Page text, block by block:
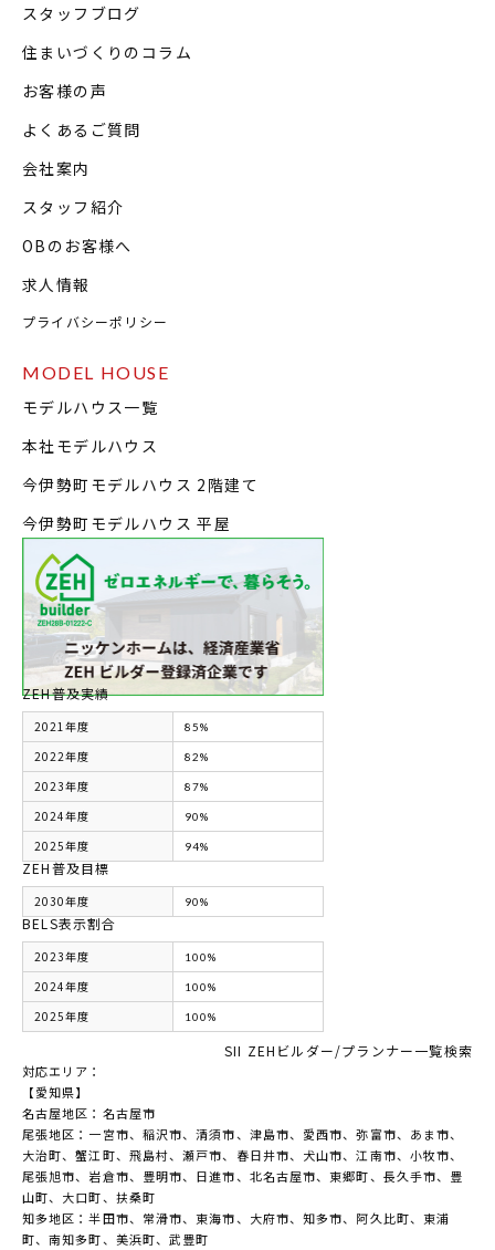
スタッフブログ
住まいづくりのコラム
お客様の声
よくあるご質問
会社案内
スタッフ紹介
OBのお客様へ
求人情報
プライバシーポリシー
MODEL HOUSE
モデルハウス一覧
本社モデルハウス
今伊勢町モデルハウス 2階建て
今伊勢町モデルハウス 平屋
ZEH普及実績
2021年度 85%
2022年度 82%
2023年度 87%
2024年度 90%
2025年度 94%
ZEH普及目標
2030年度 90%
BELS表示割合
2023年度 100%
2024年度 100%
2025年度 100%
SII ZEHビルダー/プランナー一覧検索
対応エリア：
【愛知県】
名古屋地区：名古屋市
尾張地区：一宮市、稲沢市、清須市、津島市、愛西市、弥富市、あま市、
大治町、蟹江町、飛島村、瀬戸市、春日井市、犬山市、江南市、小牧市、
尾張旭市、岩倉市、豊明市、日進市、北名古屋市、東郷町、長久手市、豊
山町、大口町、扶桑町
知多地区：半田市、常滑市、東海市、大府市、知多市、阿久比町、東浦
町、南知多町、美浜町、武豊町